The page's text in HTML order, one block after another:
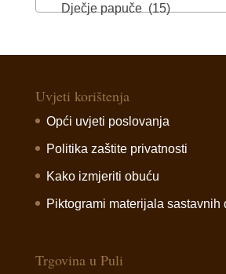
Dječje papuče (15)
Uvjeti korištenja
Opći uvjeti poslovanja
Politika zaštite privatnosti
Kako izmjeriti obuću
Piktogrami materijala sastavnih
Trgovina u Puli